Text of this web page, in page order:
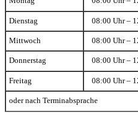
Dienstag 08:00 Uhr –
Mittwoch 08:00 Uhr –
Donnerstag 08:00 Uhr –
Freitag 08:00 Uhr –
oder nach Terminabsprache